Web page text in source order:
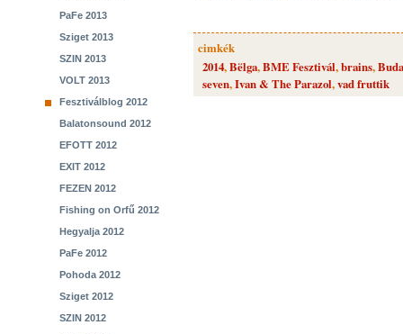
PaFe 2013
Sziget 2013
SZIN 2013
VOLT 2013
Fesztiválblog 2012
Balatonsound 2012
EFOTT 2012
EXIT 2012
FEZEN 2012
Fishing on Orfű 2012
Hegyalja 2012
PaFe 2012
Pohoda 2012
Sziget 2012
SZIN 2012
cimkék
2014,Bëlga,BME Fesztivál,brains,
seven,Ivan & The Parazol,vad fruttik